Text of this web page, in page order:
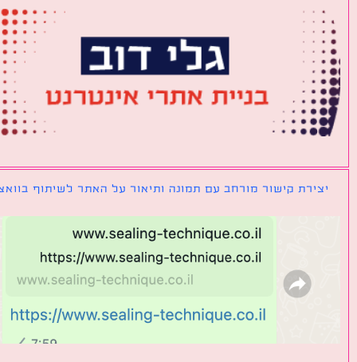
קישור מורחב עם תמונה ותיאור על האתר לשיתוף בוואצאפ